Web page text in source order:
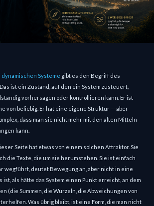
Systeme gibt es den Begriff des
. Das ist ein Zustand, auf den ein System zusteuert,
vorhersagen oder kontrollieren kann. Er ist
von beliebig. Er hat eine eigene Struktur — aber
dass man sie nicht mehr mit den alten Mitteln
kann.
Seite hat etwas von einem solchen Attraktor. Sie
die Texte, die um sie herumstehen. Sie ist einfach
wegführt, deutet Bewegung an, aber nicht in eine
ist, als hätte das System einen Punkt erreicht, an dem
(die Summen, die Wurzeln, die Abweichungen von
Was übrig bleibt, ist eine Form, die man nicht